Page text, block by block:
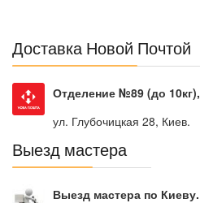
Доставка Новой Почтой
Отделение №89 (до 10кг),
ул. Глубочицкая 28, Киев.
Выезд мастера
Выезд мастера по Киеву.